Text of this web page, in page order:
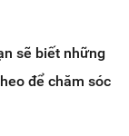
sẽ biết những
để chăm sóc